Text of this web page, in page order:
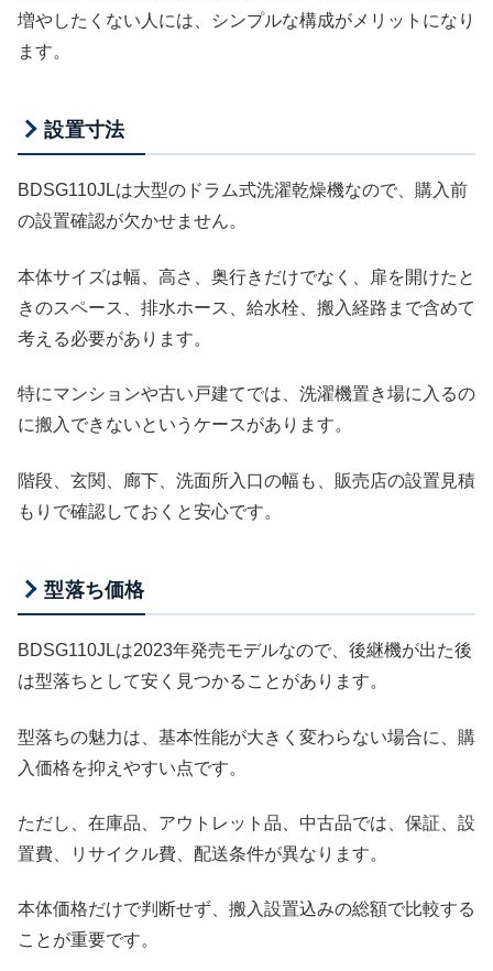
増やしたくない人には、シンプルな構成がメリットになり
ます。
設置寸法
BDSG110JLは大型のドラム式洗濯乾燥機なので、購入前
の設置確認が欠かせません。
本体サイズは幅、高さ、奥行きだけでなく、扉を開けたと
きのスペース、排水ホース、給水栓、搬入経路まで含めて
考える必要があります。
特にマンションや古い戸建てでは、洗濯機置き場に入るの
に搬入できないというケースがあります。
階段、玄関、廊下、洗面所入口の幅も、販売店の設置見積
もりで確認しておくと安心です。
型落ち価格
BDSG110JLは2023年発売モデルなので、後継機が出た後
は型落ちとして安く見つかることがあります。
型落ちの魅力は、基本性能が大きく変わらない場合に、購
入価格を抑えやすい点です。
ただし、在庫品、アウトレット品、中古品では、保証、設
置費、リサイクル費、配送条件が異なります。
本体価格だけで判断せず、搬入設置込みの総額で比較する
ことが重要です。